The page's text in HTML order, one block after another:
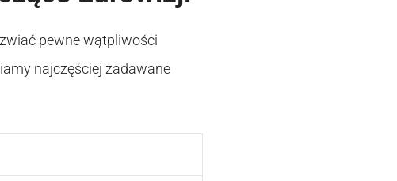
pewne wątpliwości
najczęściej zadawane